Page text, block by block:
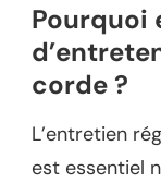
corde ?
L’entretien
est essentiel